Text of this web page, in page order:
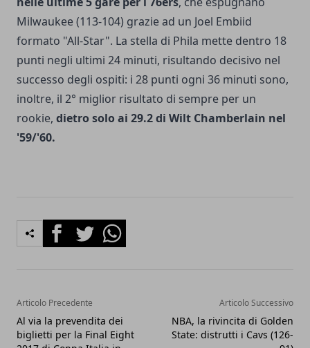
Milwaukee (113-104) grazie ad un Joel Embiid
formato "All-Star". La stella di Phila mette dentro 18
punti negli ultimi 24 minuti, risultando decisivo nel
successo degli ospiti: i 28 punti ogni 36 minuti sono,
inoltre, il 2° miglior risultato di sempre per un
rookie, dietro solo ai 29.2 di Wilt Chamberlain nel
'59/'60.
FacebookTwitterWhatsapp
Articolo Precedente
Al via la prevendita dei
biglietti per la Final Eight
Articolo Successivo
NBA, la rivincita di Golden
State: distrutti i Cavs (126-